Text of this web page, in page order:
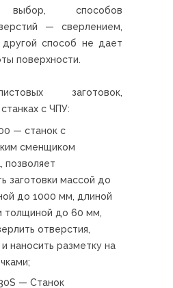
выбор, способов
— сверлением,
способ не дает
поверхности.
заготовок,
с ЧПУ:
— станок с
сменщиком
позволяет
заготовки массой до
до 1000 мм, длиной
толщиной до 60 мм,
отверстия,
и наносить разметку на
— Станок